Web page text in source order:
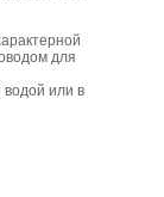
для
водой или в